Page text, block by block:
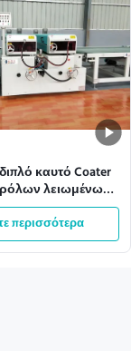
καυτό Coater
λειωμένων
εναλλασσόμενου
110v πλάτος
Effecive
περισσότερα